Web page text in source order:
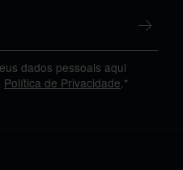
dados pessoais aqui
Política de Privacidade .*